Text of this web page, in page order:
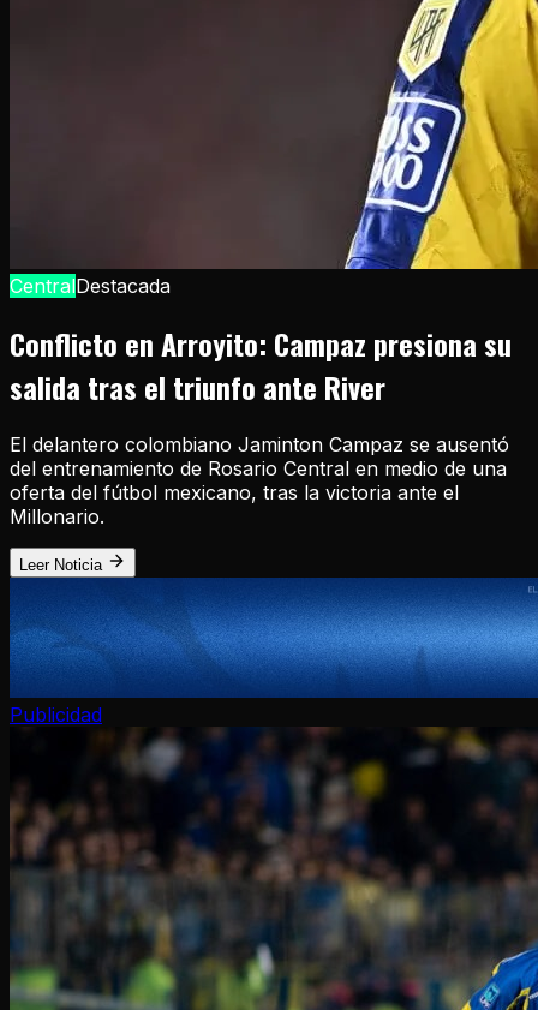
CentralDestacada
Conflicto en Arroyito: Campaz presiona su
salida tras el triunfo ante River
El delantero colombiano Jaminton Campaz se ausentó
del entrenamiento de Rosario Central en medio de una
oferta del fútbol mexicano, tras la victoria ante el
Millonario.
Leer Noticia
Publicidad